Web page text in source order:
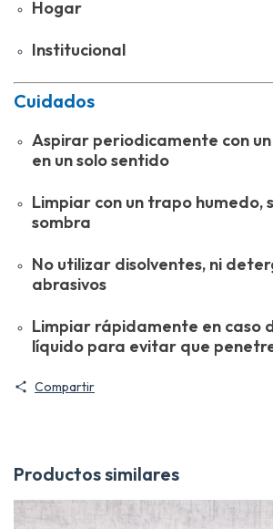
Hogar
Institucional
Cuidados
Aspirar periodicamente con
en un solo sentido
Limpiar con un trapo humedo,
sombra
No utilizar disolventes, ni
abrasivos
Limpiar rápidamente en caso
líquido para evitar que
Compartir
Productos similares